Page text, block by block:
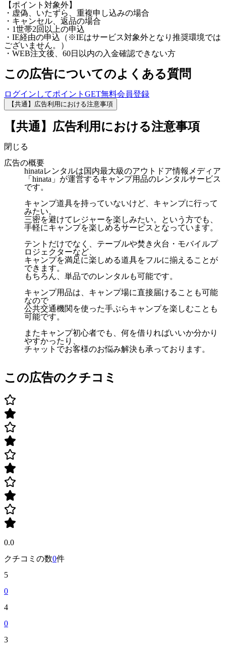
【ポイント対象外】
・虚偽、いたずら、重複申し込みの場合
・キャンセル、返品の場合
・1世帯2回以上の申込
・IE経由の申込（※IEはサービス対象外となり推奨環境では
ございません。）
・WEB注文後、60日以内の入金確認できない方
この広告についてのよくある質問
ログインしてポイントGET無料会員登録
【共通】広告利用における注意事項
【共通】広告利用における注意事項
閉じる
広告の概要
hinataレンタルは国内最大級のアウトドア情報メディア
「hinata」が運営するキャンプ用品のレンタルサービス
です。
キャンプ道具を持っていないけど、キャンプに行って
みたい。
三密を避けてレジャーを楽しみたい。という方でも、
手軽にキャンプを楽しめるサービスとなっています。
テントだけでなく、テーブルや焚き火台・モバイルプ
ロジェクターなど、
キャンプを満足に楽しめる道具をフルに揃えることが
できます。
もちろん、単品でのレンタルも可能です。
キャンプ用品は、キャンプ場に直接届けることも可能
なので
公共交通機関を使った手ぶらキャンプを楽しむことも
可能です。
またキャンプ初心者でも、何を借りればいいか分かり
やすかったり、
チャットでお客様のお悩み解決も承っております。
この広告のクチコミ
0.0
クチコミの数0件
5
0
4
0
3